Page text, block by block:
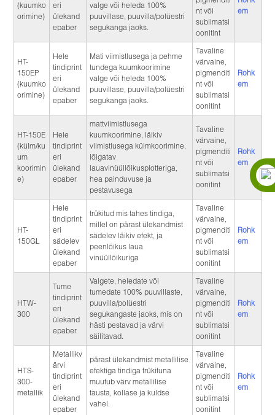
(kuumko
orimine)
eri
ülekand
epaber
valge või heleda 100%
puuvillase, puuvilla/polüestri
segukanga jaoks.
nt või
sublimatsi
oonitint
em
HT-
150EP
(kuumko
orimine)
Hele
tindiprint
eri
ülekand
epaber
Mati viimistlusega ja pehme
tundega kuumkoorimine
valge või heleda 100%
puuvillase, puuvilla/polüestri
segukanga jaoks.
Tavaline
värvaine,
pigmenditi
nt või
sublimatsi
oonitint
Rohk
em
HT-150E
(külm/ku
um
koorimin
e)
Hele
tindiprint
eri
ülekand
epaber
mattviimistlusega
kuumkoorimine, läikiv
viimistlusega külmkoorimine,
lõigatav
lauavinüüllõikusplotteriga,
hea painduvuse ja
pestavusega
Tavaline
värvaine,
pigmenditi
nt või
sublimatsi
oonitint
Rohk
em
HT-
150GL
Hele
tindiprint
eri
sädelev
ülekand
epaber
trükitud mis tahes tindiga,
millel on pärast ülekandmist
sädelev läikiv efekt, ja
peenlõikus laua
vinüüllõikuriga
Tavaline
värvaine,
pigmenditi
nt või
sublimatsi
oonitint
Rohk
em
HTW-
300
Tume
tindiprint
eri
ülekand
epaber
Valgete, heledate või
tumedate 100% puuvillaste,
puuvilla/polüestri
segukangaste jaoks, mis on
hästi pestavad ja värvi
säilitavad.
Tavaline
värvaine,
pigmenditi
nt või
sublimatsi
oonitint
Rohk
em
HTS-
300-
metallik
Metallikv
ärvi
tindiprint
eri
ülekand
epaber
pärast ülekandmist metallilise
efektiga tindiga trükituna
muutub värv metallilise
tausta, kollase ja kuldse
vahel.
Tavaline
värvaine,
pigmenditi
nt või
sublimatsi
oonitint
Rohk
em